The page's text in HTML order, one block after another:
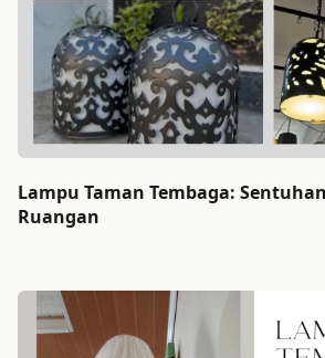
Lampu Taman Tembaga:
Ruangan